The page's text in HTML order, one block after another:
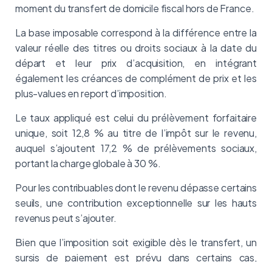
moment du transfert de domicile fiscal hors de France.
La base imposable correspond à la différence entre la
valeur réelle des titres ou droits sociaux à la date du
départ et leur prix d’acquisition, en intégrant
également les créances de complément de prix et les
plus-values en report d’imposition.
Le taux appliqué est celui du prélèvement forfaitaire
unique, soit 12,8 % au titre de l’impôt sur le revenu,
auquel s’ajoutent 17,2 % de prélèvements sociaux,
portant la charge globale à 30 %.
Pour les contribuables dont le revenu dépasse certains
seuils, une contribution exceptionnelle sur les hauts
revenus peut s’ajouter.
Bien que l’imposition soit exigible dès le transfert, un
sursis de paiement est prévu dans certains cas,